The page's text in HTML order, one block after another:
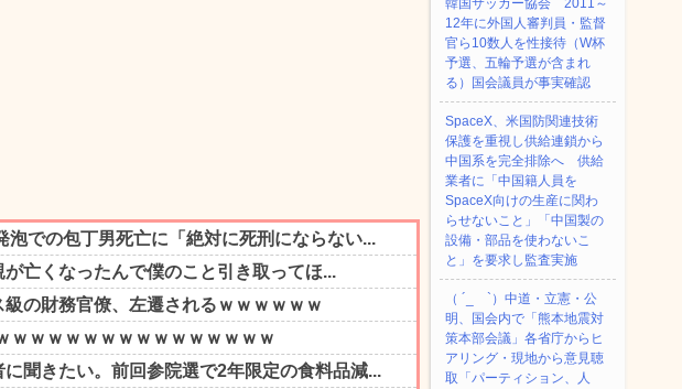
韓国サッカー協会 2011～
12年に外国人審判員・監督
官ら10数人を性接待（W杯
予選、五輪予選が含まれ
る）国会議員が事実確認
SpaceX、米国防関連技術
保護を重視し供給連鎖から
中国系を完全排除へ 供給
業者に「中国籍人員を
SpaceX向けの生産に関わ
らせないこと」「中国製の
設備・部品を使わないこ
と」を要求し監査実施
（ ´_ゝ`）中道・立憲・公
明、国会内で「熊本地震対
策本部会議」各省庁からヒ
アリング・現地から意見聴
取「パーティション、人